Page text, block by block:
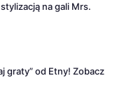
na gali Mrs.
graty” od Etny! Zobacz